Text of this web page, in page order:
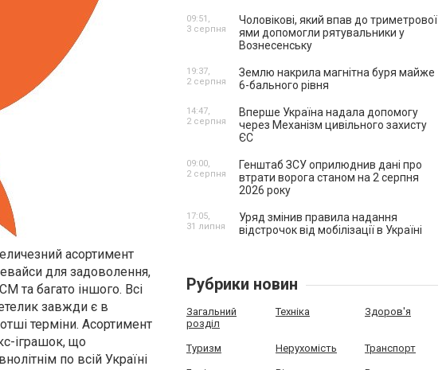
асортимент
для задоволення,
та багато іншого. Всі
завжди є в
терміни. Асортимент
іграшок, що
по всій Україні
Чоловікові, який впав до триметрової
ями допомогли рятувальники у
Вознесенську
09:51,
3 серпня
Землю накрила магнітна буря майже
6-бального рівня
19:37,
2 серпня
Вперше Україна надала допомогу
через Механізм цивільного захисту
ЄС
14:47,
2 серпня
Генштаб ЗСУ оприлюднив дані про
втрати ворога станом на 2 серпня
2026 року
09:00,
2 серпня
Уряд змінив правила надання
відстрочок від мобілізації в Україні
17:05,
31 липня
Рубрики новин
Загальний
розділ
Техніка Здоров'я
Туризм Нерухомість Транспорт